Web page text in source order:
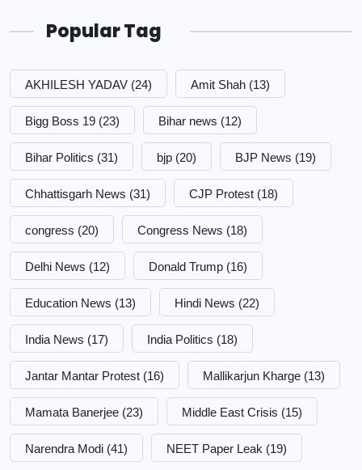
Popular Tag
AKHILESH YADAV (24) Amit Shah (13)
Bigg Boss 19 (23) Bihar news (12)
Bihar Politics (31) bjp (20) BJP News (19)
Chhattisgarh News (31) CJP Protest (18)
congress (20) Congress News (18)
Delhi News (12) Donald Trump (16)
Education News (13) Hindi News (22)
India News (17) India Politics (18)
Jantar Mantar Protest (16) Mallikarjun Kharge (13)
Mamata Banerjee (23) Middle East Crisis (15)
Narendra Modi (41) NEET Paper Leak (19)